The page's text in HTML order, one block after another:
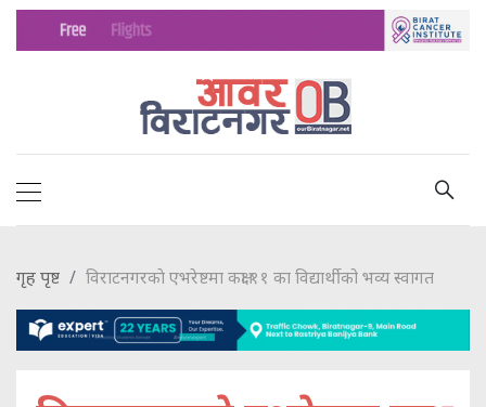
गृह पृष्ट विराटनगरकाे एभरेष्टमा कक्षा ११ का विद्यार्थीको भव्य स्वागत